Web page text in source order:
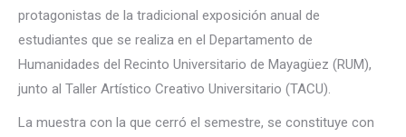
protagonistas de la tradicional exposición anual de
estudiantes que se realiza en el Departamento de
Humanidades del Recinto Universitario de Mayagüez (RUM),
junto al Taller Artístico Creativo Universitario (TACU).
La muestra con la que cerró el semestre, se constituye con